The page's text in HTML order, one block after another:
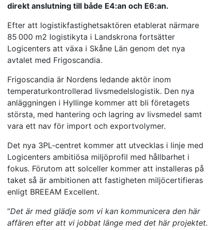
direkt anslutning till både E4:an och E6:an.
Efter att logistikfastighetsaktören etablerat närmare
85 000 m2 logistikyta i Landskrona fortsätter
Logicenters att växa i Skåne Län genom det nya
avtalet med Frigoscandia.
Frigoscandia är Nordens ledande aktör inom
temperaturkontrollerad livsmedelslogistik. Den nya
anläggningen i Hyllinge kommer att bli företagets
största, med hantering och lagring av livsmedel samt
vara ett nav för import och exportvolymer.
Det nya 3PL-centret kommer att utvecklas i linje med
Logicenters ambitiösa miljöprofil med hållbarhet i
fokus. Förutom att solceller kommer att installeras på
taket så är ambitionen att fastigheten miljöcertifieras
enligt BREEAM Excellent.
”Det är med glädje som vi kan kommunicera den här
affären efter att vi jobbat länge med det här projektet.